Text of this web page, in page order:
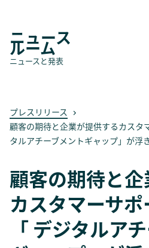
ニュース
ルーム
ニュースと発表
プレスリリース
顧客の期待と企業が提供するカスタ
タルアチーブメントギャップ」が浮
顧客の期待と
カスタマーサポ
「 デジタルア